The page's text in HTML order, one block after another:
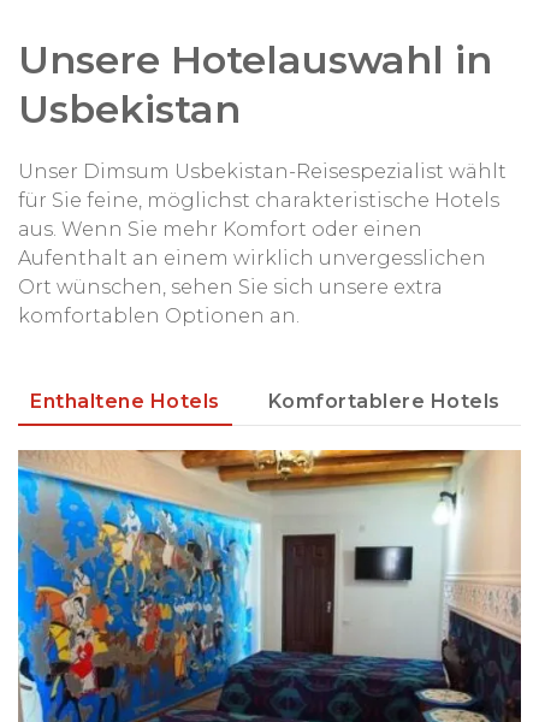
Unsere Hotelauswahl in
Usbekistan
Unser Dimsum Usbekistan-Reisespezialist wählt
für Sie feine, möglichst charakteristische Hotels
aus. Wenn Sie mehr Komfort oder einen
Aufenthalt an einem wirklich unvergesslichen
Ort wünschen, sehen Sie sich unsere extra
komfortablen Optionen an.
Enthaltene Hotels Komfortablere Hotels